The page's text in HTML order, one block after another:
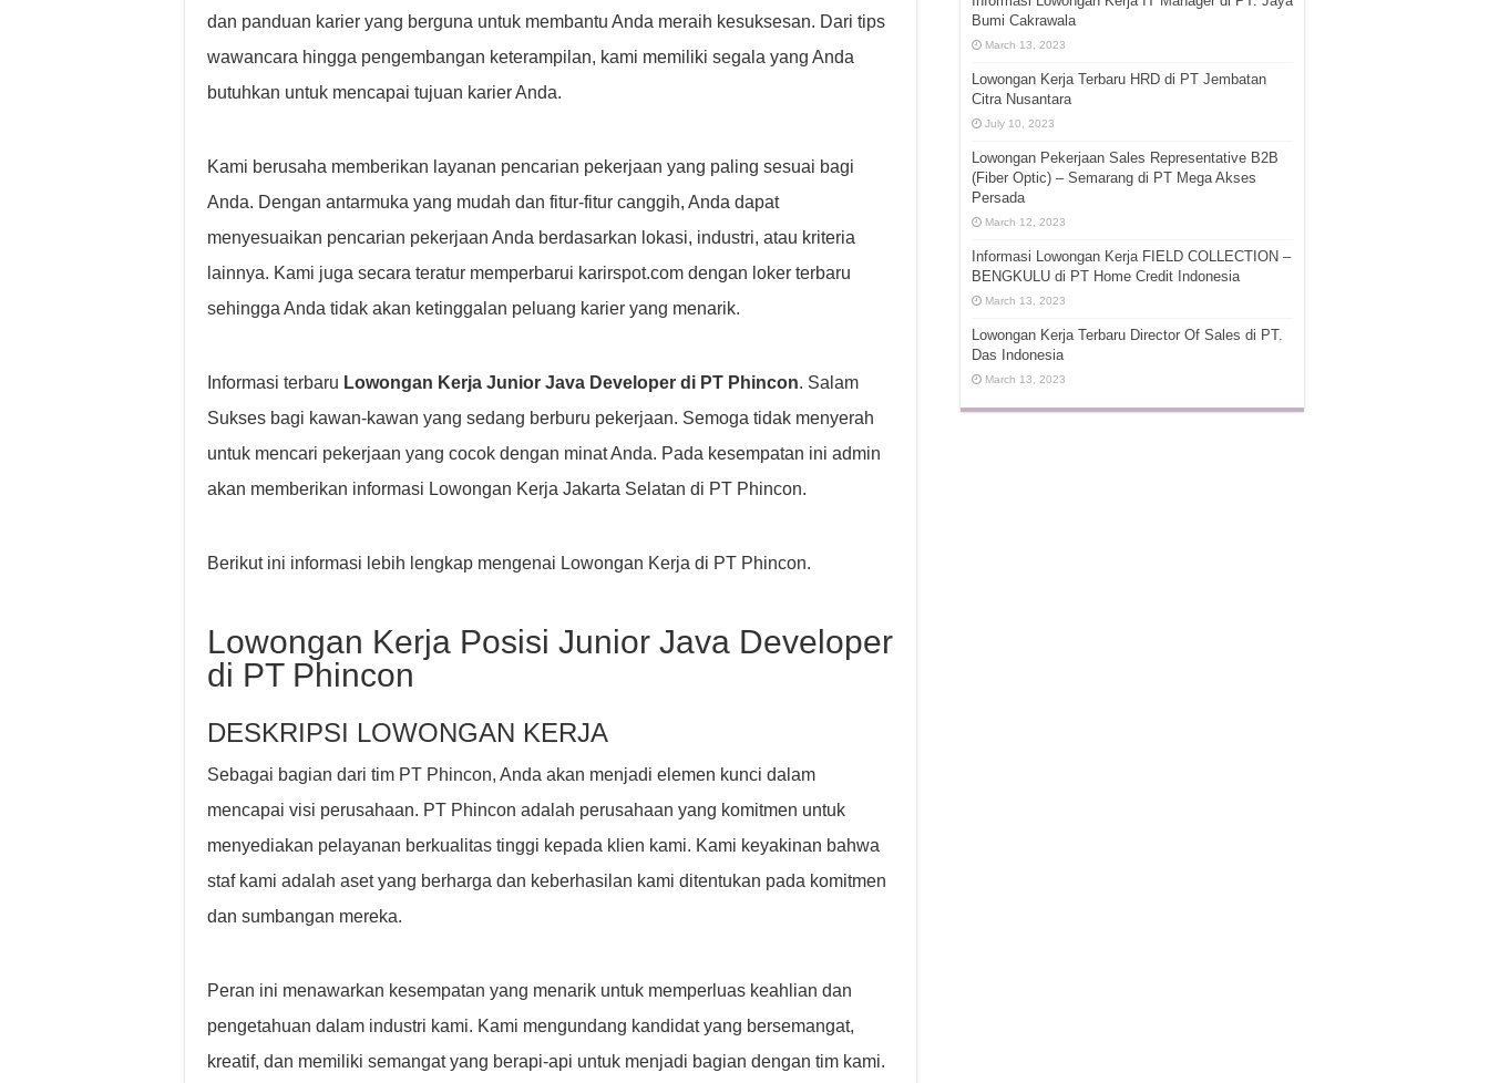
dan panduan karier yang berguna untuk membantu Anda meraih kesuksesan. Dari tips
wawancara hingga pengembangan keterampilan, kami memiliki segala yang Anda
butuhkan untuk mencapai tujuan karier Anda.
Kami berusaha memberikan layanan pencarian pekerjaan yang paling sesuai bagi
Anda. Dengan antarmuka yang mudah dan fitur-fitur canggih, Anda dapat
menyesuaikan pencarian pekerjaan Anda berdasarkan lokasi, industri, atau kriteria
lainnya. Kami juga secara teratur memperbarui karirspot.com dengan loker terbaru
sehingga Anda tidak akan ketinggalan peluang karier yang menarik.
Informasi terbaru Lowongan Kerja Junior Java Developer di PT Phincon. Salam
Sukses bagi kawan-kawan yang sedang berburu pekerjaan. Semoga tidak menyerah
untuk mencari pekerjaan yang cocok dengan minat Anda. Pada kesempatan ini admin
akan memberikan informasi Lowongan Kerja Jakarta Selatan di PT Phincon.
Berikut ini informasi lebih lengkap mengenai Lowongan Kerja di PT Phincon.
Lowongan Kerja Posisi Junior Java Developer
di PT Phincon
DESKRIPSI LOWONGAN KERJA
Sebagai bagian dari tim PT Phincon, Anda akan menjadi elemen kunci dalam
mencapai visi perusahaan. PT Phincon adalah perusahaan yang komitmen untuk
menyediakan pelayanan berkualitas tinggi kepada klien kami. Kami keyakinan bahwa
staf kami adalah aset yang berharga dan keberhasilan kami ditentukan pada komitmen
dan sumbangan mereka.
Peran ini menawarkan kesempatan yang menarik untuk memperluas keahlian dan
pengetahuan dalam industri kami. Kami mengundang kandidat yang bersemangat,
kreatif, dan memiliki semangat yang berapi-api untuk menjadi bagian dengan tim kami.
Bumi Cakrawala
March 13, 2023
Lowongan Kerja Terbaru HRD di PT Jembatan
Citra Nusantara
July 10, 2023
Lowongan Pekerjaan Sales Representative B2B
(Fiber Optic) – Semarang di PT Mega Akses
Persada
March 12, 2023
Informasi Lowongan Kerja FIELD COLLECTION –
BENGKULU di PT Home Credit Indonesia
March 13, 2023
Lowongan Kerja Terbaru Director Of Sales di PT.
Das Indonesia
March 13, 2023